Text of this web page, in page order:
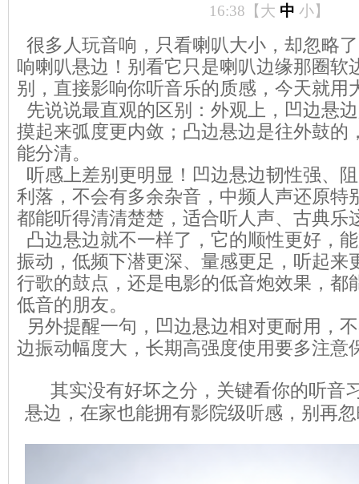
16:38【大 中 小】
很多人玩音响，只看喇叭大小，却忽略
响喇叭悬边！别看它只是喇叭边缘那圈软
别，直接影响你听音乐的质感，今天就用
先说说最直观的区别：外观上，凹边悬
摸起来弧度更内敛；凸边悬边是往外鼓的
能分清。
听感上差别更明显！凹边悬边韧性强、
利落，不会有多余杂音，中频人声还原特
都能听得清清楚楚，适合听人声、古典乐
凸边悬边就不一样了，它的顺性更好，
振动，低频下潜更深、量感更足，听起来
行歌的鼓点，还是电影的低音炮效果，都
低音的朋友。
另外提醒一句，凹边悬边相对更耐用，
边振动幅度大，长期高强度使用要多注意
其实没有好坏之分，关键看你的听音
悬边，在家也能拥有影院级听感，别再